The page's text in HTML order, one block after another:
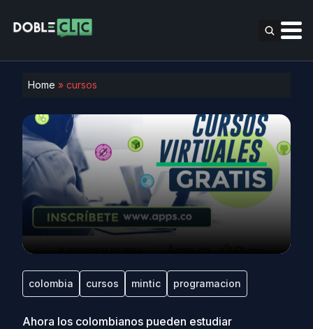
Home » cursos
colombia cursos mintic programacion
Ahora los colombianos pueden estudiar